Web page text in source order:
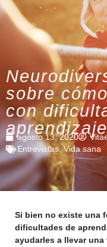
sobre
con
aprendizaje
agosto 13, 2020
Entrevistas,Vida sana
Si bien no existe una
dificultades de
ayudarles a llevar